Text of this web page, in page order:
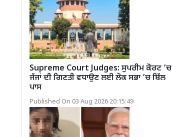
Supreme Court Judges: ਸੁਪਰੀਮ ਕੋਰਟ ’ਚ
ਜੱਜਾਂ ਦੀ ਗਿਣਤੀ ਵਧਾਉਣ ਲਈ ਲੋਕ ਸਭਾ ’ਚ ਬਿੱਲ
ਪਾਸ
Published On 03 Aug 2026 20:15:49